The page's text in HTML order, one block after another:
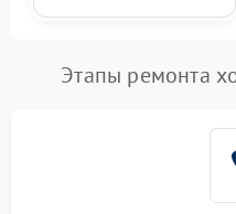
Этапы ремонта